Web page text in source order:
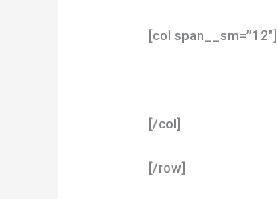
[col span__sm=”12″]
[/col]
[/row]